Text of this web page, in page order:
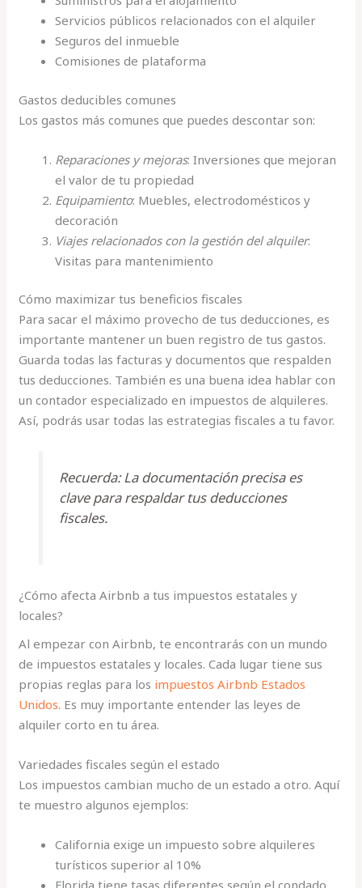
Servicios públicos relacionados con el alquiler
Seguros del inmueble
Comisiones de plataforma
Gastos deducibles comunes
Los gastos más comunes que puedes descontar son:
Reparaciones y mejoras: Inversiones que mejoran
el valor de tu propiedad
Equipamiento: Muebles, electrodomésticos y
decoración
Viajes relacionados con la gestión del alquiler:
Visitas para mantenimiento
Cómo maximizar tus beneficios fiscales
Para sacar el máximo provecho de tus deducciones, es
importante mantener un buen registro de tus gastos.
Guarda todas las facturas y documentos que respalden
tus deducciones. También es una buena idea hablar con
un contador especializado en impuestos de alquileres.
Así, podrás usar todas las estrategias fiscales a tu favor.
Recuerda: La documentación precisa es
clave para respaldar tus deducciones
fiscales.
¿Cómo afecta Airbnb a tus impuestos estatales y
locales?
Al empezar con Airbnb, te encontrarás con un mundo
de impuestos estatales y locales. Cada lugar tiene sus
propias reglas para los impuestos Airbnb Estados
Unidos. Es muy importante entender las leyes de
alquiler corto en tu área.
Variedades fiscales según el estado
Los impuestos cambian mucho de un estado a otro. Aquí
te muestro algunos ejemplos:
California exige un impuesto sobre alquileres
turísticos superior al 10%